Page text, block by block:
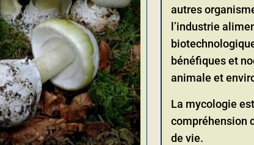
autres
l’industrie
bénéfiques et
animale et
La mycologie
compréhension
de vie.